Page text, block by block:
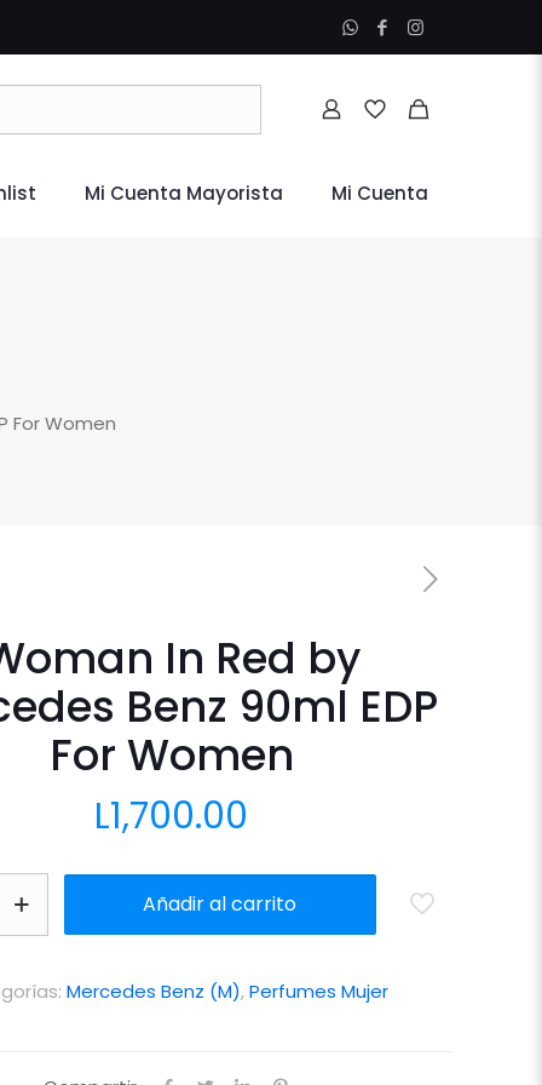
Mi Cuenta Mayorista Mi Cuenta
For Women
In Red by
Benz 90ml EDP
For Women
L1,700.00
Añadir al carrito
Mercedes Benz (M),Perfumes Mujer